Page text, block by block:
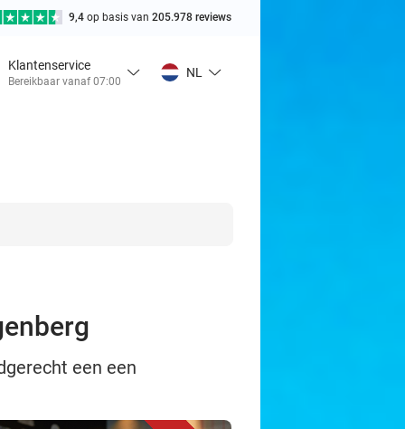
9,4 op basis van 205.978 reviews
Klantenservice
Bereikbaar vanaf 07:00
NL
een een